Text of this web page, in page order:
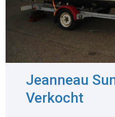
Jeanneau
Verkocht